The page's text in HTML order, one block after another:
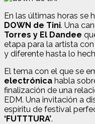
En las últimas horas se
DOWN de Tini. Una
Torres y El Dandee
etapa para la artista
y diferente hasta lo
El tema con el que se
electrónica habla
finalización de una
EDM. Una invitación a
espíritu de festival
‘FUTTTURA’.